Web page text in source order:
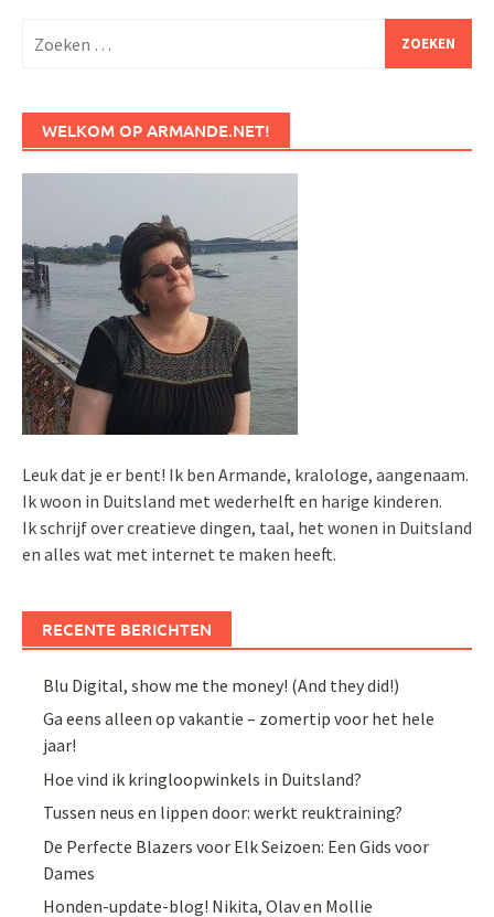
naar:
WELKOM OP ARMANDE.NET!
Leuk dat je er bent! Ik ben Armande, kralologe, aangenaam.
Ik woon in Duitsland met wederhelft en harige kinderen.
Ik schrijf over creatieve dingen, taal, het wonen in Duitsland
en alles wat met internet te maken heeft.
RECENTE BERICHTEN
Blu Digital, show me the money! (And they did!)
Ga eens alleen op vakantie – zomertip voor het hele
jaar!
Hoe vind ik kringloopwinkels in Duitsland?
Tussen neus en lippen door: werkt reuktraining?
De Perfecte Blazers voor Elk Seizoen: Een Gids voor
Dames
Honden-update-blog! Nikita, Olav en Mollie